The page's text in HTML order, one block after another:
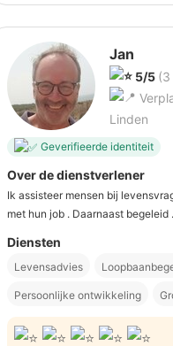
Jan
5/5 (3
Linden
Geverifieerde identiteit
Over de dienstverlener
Ik assisteer mensen bij
met hun job . Daarnaast begeleid
Diensten
Levensadvies
Persoonlijke ontwikkeling